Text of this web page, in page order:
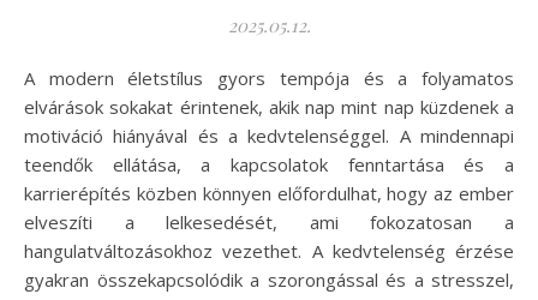
2025.05.12.
A modern életstílus gyors tempója és a folyamatos
elvárások sokakat érintenek, akik nap mint nap küzdenek a
motiváció hiányával és a kedvtelenséggel. A mindennapi
teendők ellátása, a kapcsolatok fenntartása és a
karrierépítés közben könnyen előfordulhat, hogy az ember
elveszíti a lelkesedését, ami fokozatosan a
hangulatváltozásokhoz vezethet. A kedvtelenség érzése
gyakran összekapcsolódik a szorongással és a stresszel,